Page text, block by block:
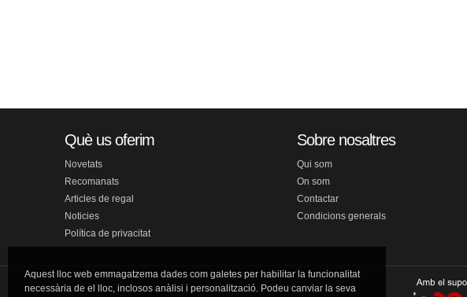
Què us oferim
Novetats
Recomanats
Articles de regal
Noticies
Política de privacitat
Sobre nosaltres
Qui som
On som
Contactar
Condicions generals
Aquest lloc web emmagatzema dades com galetes per habilitar la funcionalitat
necessària de el lloc, inclosos anàlisi i personalització. Podeu canviar la seva